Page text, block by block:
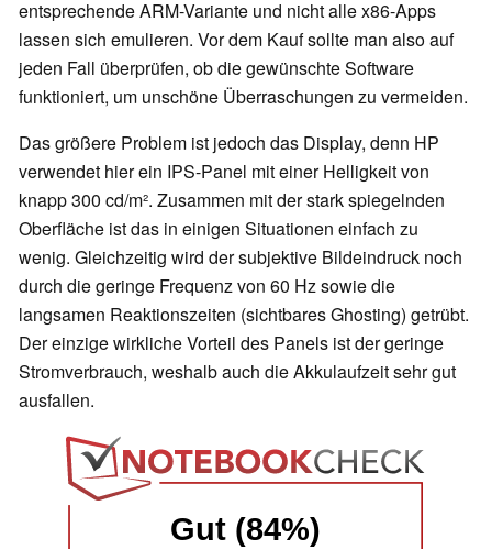
entsprechende ARM-Variante und nicht alle x86-Apps
lassen sich emulieren. Vor dem Kauf sollte man also auf
jeden Fall überprüfen, ob die gewünschte Software
funktioniert, um unschöne Überraschungen zu vermeiden.
Das größere Problem ist jedoch das Display, denn HP
verwendet hier ein IPS-Panel mit einer Helligkeit von
knapp 300 cd/m². Zusammen mit der stark spiegelnden
Oberfläche ist das in einigen Situationen einfach zu
wenig. Gleichzeitig wird der subjektive Bildeindruck noch
durch die geringe Frequenz von 60 Hz sowie die
langsamen Reaktionszeiten (sichtbares Ghosting) getrübt.
Der einzige wirkliche Vorteil des Panels ist der geringe
Stromverbrauch, weshalb auch die Akkulaufzeit sehr gut
ausfallen.
Gut (84%)